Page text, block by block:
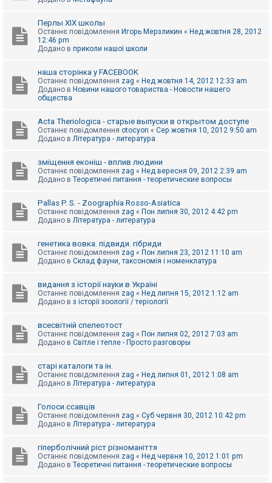
Перлы ХІХ школы
Останнє повідомлення Игорь Мерзликин « Нед жовтня 28, 2012
12:46 pm
Додано в приколи нашої школи
наша сторінка у FACEBOOK
Останнє повідомлення zag « Нед жовтня 14, 2012 12:33 am
Додано в Новини нашого товариства - Новости нашего
общества
Acta Theriologica - старые выпуски в открытом доступе
Останнє повідомлення otocyon « Сер жовтня 10, 2012 9:50 am
Додано в Література - литература
зміщення еконіш - вплив людини
Останнє повідомлення zag « Нед вересня 09, 2012 2:39 am
Додано в Теоретичні питання - теоретические вопросы
Pallas P. S. - Zoographia Rosso-Asiatica
Останнє повідомлення zag « Пон липня 30, 2012 4:42 pm
Додано в Література - литература
генетика вовка. підвиди. гібриди
Останнє повідомлення zag « Пон липня 23, 2012 11:10 am
Додано в Склад фауни, таксономія і номенклатура
видання з історії науки в Україні
Останнє повідомлення zag « Нед липня 15, 2012 1:12 am
Додано в з історії зоології / теріології
всесвітній спелеотост
Останнє повідомлення zag « Пон липня 02, 2012 7:03 am
Додано в Світле і тепле - Просто разговоры
старі каталоги та ін.
Останнє повідомлення zag « Нед липня 01, 2012 1:08 am
Додано в Література - литература
Голоси ссавців
Останнє повідомлення zag « Суб червня 30, 2012 10:42 pm
Додано в Література - литература
гіперболічний ріст різноманіття
Останнє повідомлення zag « Нед червня 10, 2012 1:01 pm
Додано в Теоретичні питання - теоретические вопросы